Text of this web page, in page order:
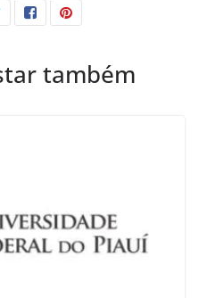
também